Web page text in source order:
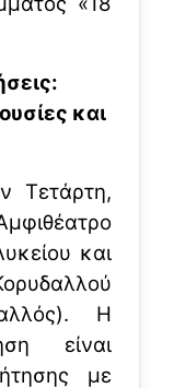
και
Τετάρτη,
και
Η
είναι
με